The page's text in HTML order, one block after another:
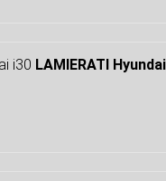
LAMIERATI